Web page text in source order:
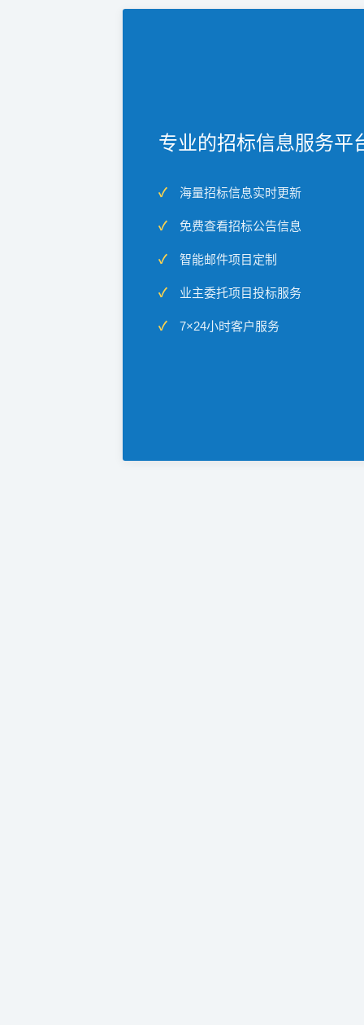
专业的招标信息服务平
海量招标信息实时更新
免费查看招标公告信息
智能邮件项目定制
业主委托项目投标服务
7×24小时客户服务